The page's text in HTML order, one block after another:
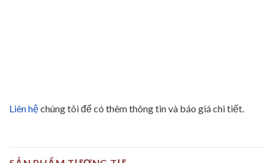
Liên hệchúng tôi để có thêm thông tin và báo giá chi tiết.